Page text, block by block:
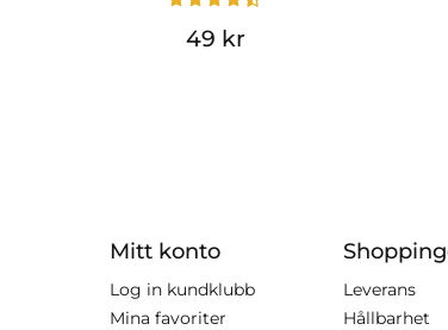
49 kr
Mitt konto
Log in kundklubb
Mina favoriter
Leverans
Hållbarhet